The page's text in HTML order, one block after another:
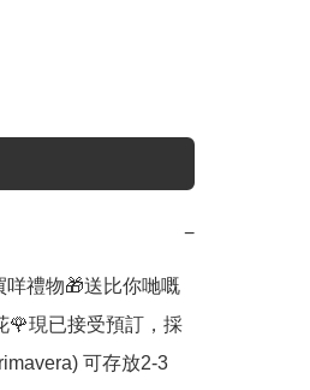
−
禮物🎁送比你哋嘅
🌹現已接受預訂，採
可存放2-3